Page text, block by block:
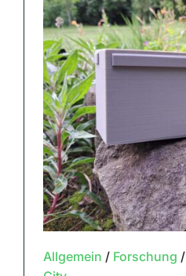
Allgemein / Forschung /